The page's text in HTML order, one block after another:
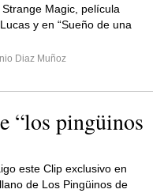
Magic, película
y en “Sueño de una
Diaz Muñoz
“los pingüinos
este Clip exclusivo en
de Los Pingüinos de